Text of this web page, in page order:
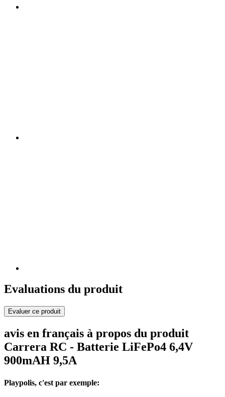
Evaluations du produit
Evaluer ce produit
avis en français à propos du produit
Carrera RC - Batterie LiFePo4 6,4V
900mAH 9,5A
Playpolis, c'est par exemple: